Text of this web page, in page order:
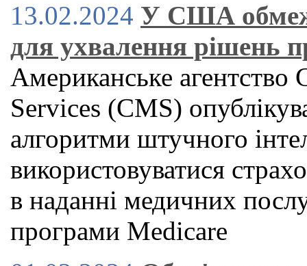
13.02.2024 У США
для ухвалення рішень
Американське
Services (CMS)
алгоритми штучного
використовуватися
в наданні медичних
програми Medicare